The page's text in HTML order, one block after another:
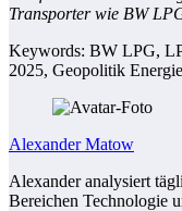
Transporter wie BW
Keywords: BW LPG,
2025, Geopolitik Energie
Alexander Matow
Alexander analysiert
Bereichen Technologie